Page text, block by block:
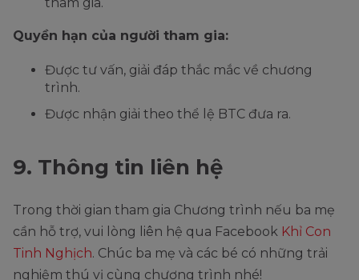
Quyền hạn của người tham gia:
Được tư vấn, giải đáp thắc mắc về chương
trình.
Được nhận giải theo thể lệ BTC đưa ra.
9. Thông tin liên hệ
Trong thời gian tham gia Chương trình nếu ba mẹ
cần hỗ trợ, vui lòng liên hệ qua Facebook Khỉ Con
Tinh Nghịch. Chúc ba mẹ và các bé có những trải
nghiệm thú vị cùng chương trình nhé!